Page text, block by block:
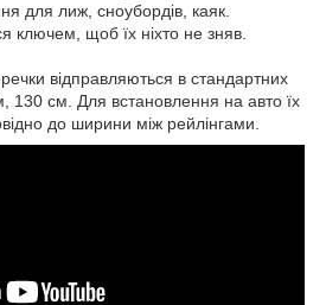
для лиж, сноубордів, каяк.
ключем, щоб їх ніхто не зняв.
відправляються в стандартних
130 см. Для встановлення на авто їх
до ширини між рейлінгами.